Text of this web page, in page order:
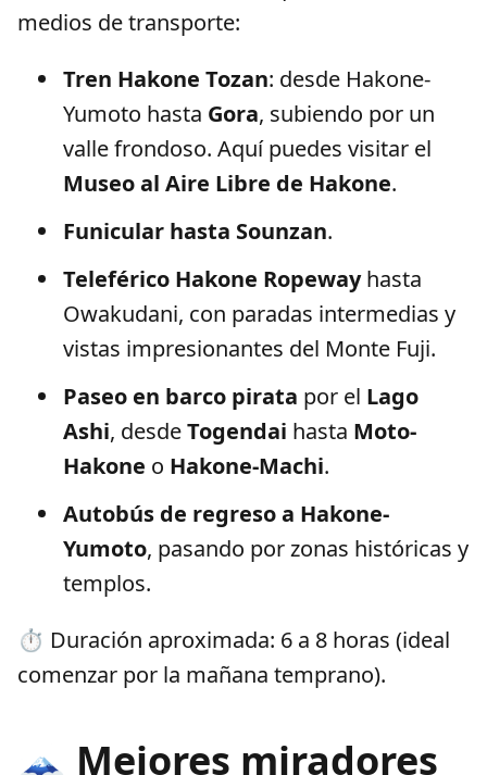
medios de transporte:
Tren Hakone Tozan: desde Hakone-
Yumoto hasta Gora, subiendo por un
valle frondoso. Aquí puedes visitar el
Museo al Aire Libre de Hakone.
Funicular hasta Sounzan.
Teleférico Hakone Ropewayhasta
Owakudani, con paradas intermedias y
vistas impresionantes del Monte Fuji.
Paseo en barco pirata por el Lago
Ashi, desdeTogendai hasta Moto-
Hakone o Hakone-Machi.
Autobús de regreso a Hakone-
Yumoto, pasando por zonas históricas y
templos.
⏱️ Duración aproximada: 6 a 8 horas (ideal
comenzar por la mañana temprano).
🗻 Mejores miradores